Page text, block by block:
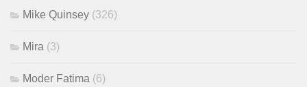
Mike Quinsey (326)
Mira (3)
Moder Fatima (6)